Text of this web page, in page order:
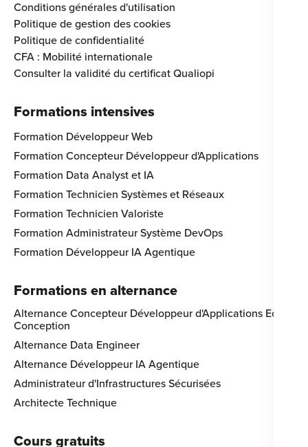
Conditions générales d'utilisation
Politique de gestion des cookies
Politique de confidentialité
CFA : Mobilité internationale
Consulter la validité du certificat Qualiopi
Formations intensives
Formation Développeur Web
Formation Concepteur Développeur d'Applications
Formation Data Analyst et IA
Formation Technicien Systèmes et Réseaux
Formation Technicien Valoriste
Formation Administrateur Système DevOps
Formation Développeur IA Agentique
Formations en alternance
Alternance Concepteur Développeur d'Applications Eco-
Conception
Alternance Data Engineer
Alternance Développeur IA Agentique
Administrateur d'Infrastructures Sécurisées
Architecte Technique
Cours gratuits